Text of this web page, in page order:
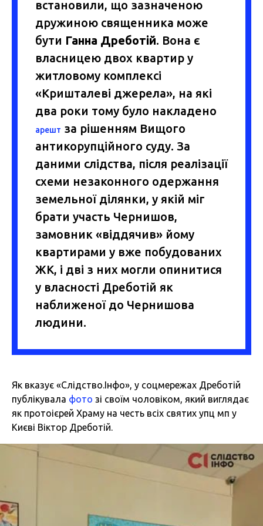
встановили, що зазначеною
дружиною священника може
бути Ганна Дреботій. Вона є
власницею двох квартир у
житловому комплексі
«Кришталеві джерела», на які
два роки тому було накладено
арешт за рішенням Вищого
антикорупційного суду. За
даними слідства, після реалізації
схеми незаконного одержання
земельної ділянки, у якій міг
брати участь Чернишов,
замовник «віддячив» йому
квартирами у вже побудованих
ЖК, і дві з них могли опинитися
у власності Дреботій як
наближеної до Чернишова
людини.
Як вказує «Слідство.Інфо», у соцмережах Дреботій
публікувала фото зі своїм чоловіком, який виглядає
як протоієрей Храму на честь всіх святих упц мп у
Києві Віктор Дреботій.